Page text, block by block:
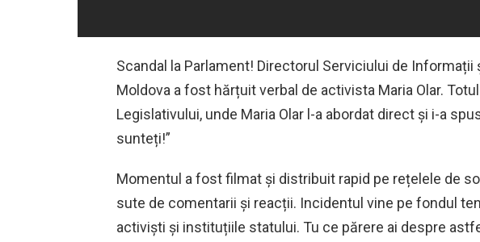
Scandal la Parlament! Directorul Serviciului de Informații
Moldova a fost hărțuit verbal de activista Maria Olar.
Legislativului, unde Maria Olar l-a abordat direct și i-a
sunteți!”
Momentul a fost filmat și distribuit rapid pe rețelele de
sute de comentarii și reacții. Incidentul vine pe fondul
activiști și instituțiile statului. Tu ce părere ai despre